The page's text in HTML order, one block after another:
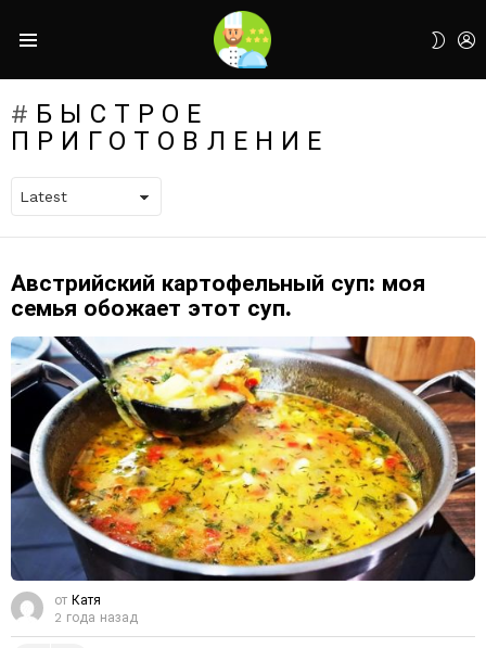
БЫСТРОЕ
ПРИГОТОВЛЕНИЕ
LATEST
STORIES
Австрийский картофельный суп: моя
семья обожает этот суп.
от Катя
2 года назад